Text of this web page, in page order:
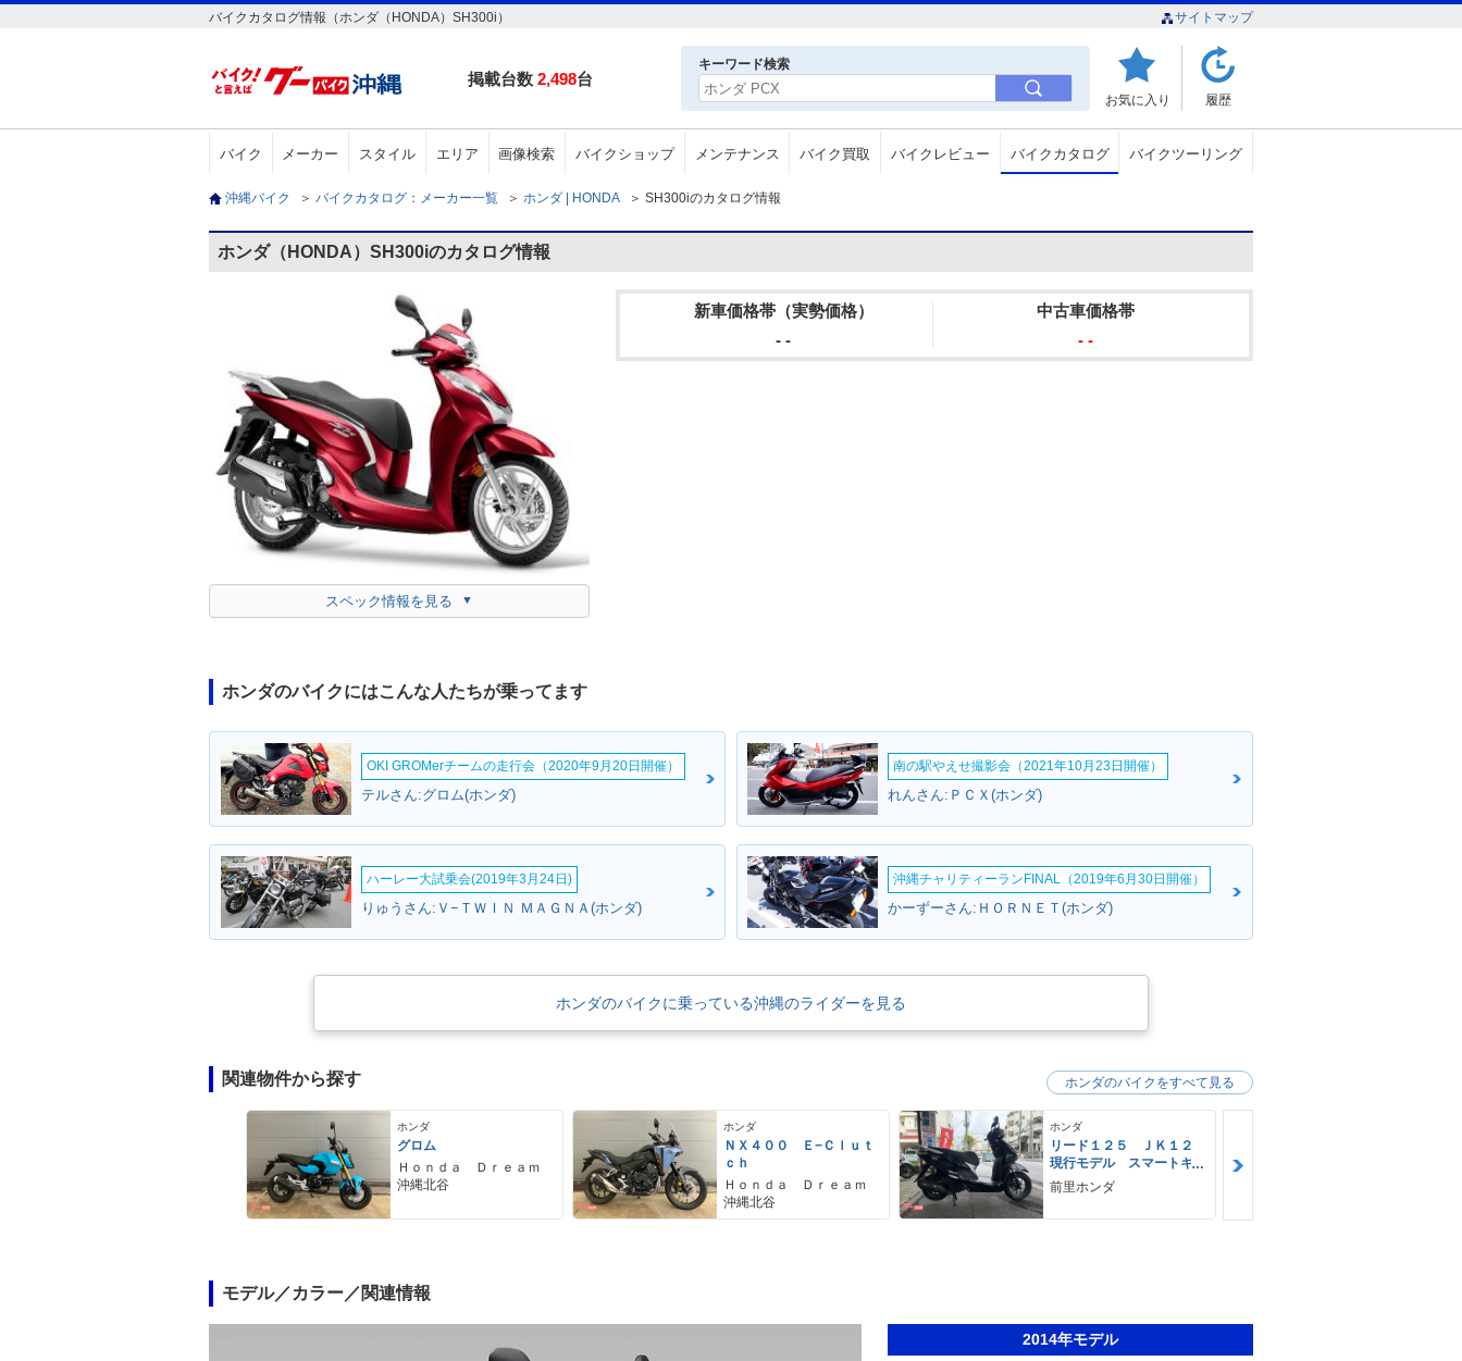
バイクカタログ情報（ホンダ（HONDA）SH300i） サイトマップ
掲載台数 2,498台
キーワード検索
お気に入り 履歴
バイク メーカー スタイル エリア 画像検索 バイクショップ メンテナンス バイク買取 バイクレビュー バイクカタログ バイクツーリング
沖縄バイク ＞ バイクカタログ：メーカー一覧 ＞ ホンダ | HONDA ＞ SH300iのカタログ情報
ホンダ（HONDA）SH300iのカタログ情報
スペック情報を見る
新車価格帯（実勢価格）
- -
中古車価格帯
- -
ホンダのバイクにはこんな人たちが乗ってます
OKI GROMerチームの走行会（2020年9月20日開催）
テルさん:グロム(ホンダ)
南の駅やえせ撮影会（2021年10月23日開催）
れんさん:ＰＣＸ(ホンダ)
ハーレー大試乗会(2019年3月24日)
りゅうさん:Ｖ−ＴＷＩＮ ＭＡＧＮＡ(ホンダ)
沖縄チャリティーランFINAL（2019年6月30日開催）
かーずーさん:ＨＯＲＮＥＴ(ホンダ)
ホンダのバイクに乗っている沖縄のライダーを見る
関連物件から探す
ホンダ
グロム
Ｈｏｎｄａ Ｄｒｅａｍ
沖縄北谷
ホンダ
ＮＸ４００ Ｅ−Ｃｌｕｔ
ｃｈ
Ｈｏｎｄａ Ｄｒｅａｍ
沖縄北谷
ホンダ
リード１２５ ＪＫ１２
現行モデル スマートキ
ー ＬＥＤヘッドライ
ト Ｔｙｐｅ−Ｃ
前里ホンダ
ホンダのバイクをすべて見る
モデル／カラー／関連情報
2014年モデル